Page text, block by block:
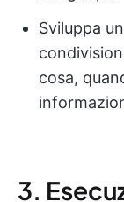
Sviluppa
cosa,
3.